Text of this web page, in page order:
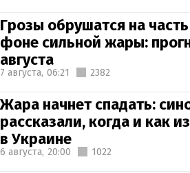
Грозы обрушатся на
фоне сильной жары:
августа
7 августа, 06:21 2382
Жара начнет спадать:
рассказали, когда и как
в Украине
6 августа, 20:00 1022